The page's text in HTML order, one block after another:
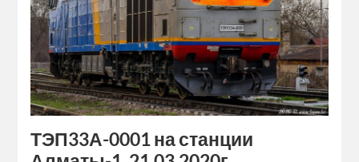
ТЭП33А-0001 на станции